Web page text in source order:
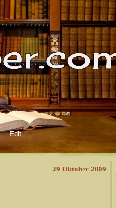
Edit
29 Oktober 2009